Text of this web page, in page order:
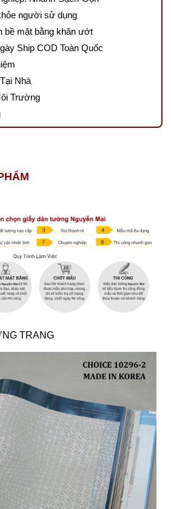
người sử dụng
bề mặt bằng khăn ướt
Ship COD Toàn Quốc
Nhà
Trường
TRANG